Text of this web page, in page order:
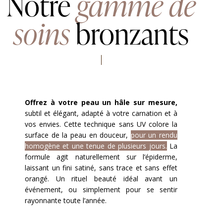
soinsbronzants
Offrez à votre peau un hâle sur mesure,
subtil et élégant, adapté à votre carnation et à
vos envies. Cette technique sans UV colore la
surface de la peau en douceur, pour un rendu
homogène et une tenue de plusieurs jours. La
formule agit naturellement sur l’épiderme,
laissant un fini satiné, sans trace et sans effet
orangé. Un rituel beauté idéal avant un
événement, ou simplement pour se sentir
rayonnante toute l’année.